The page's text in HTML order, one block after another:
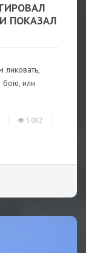
ПОКАЗАЛ
ликовать,
бою, или
5 002